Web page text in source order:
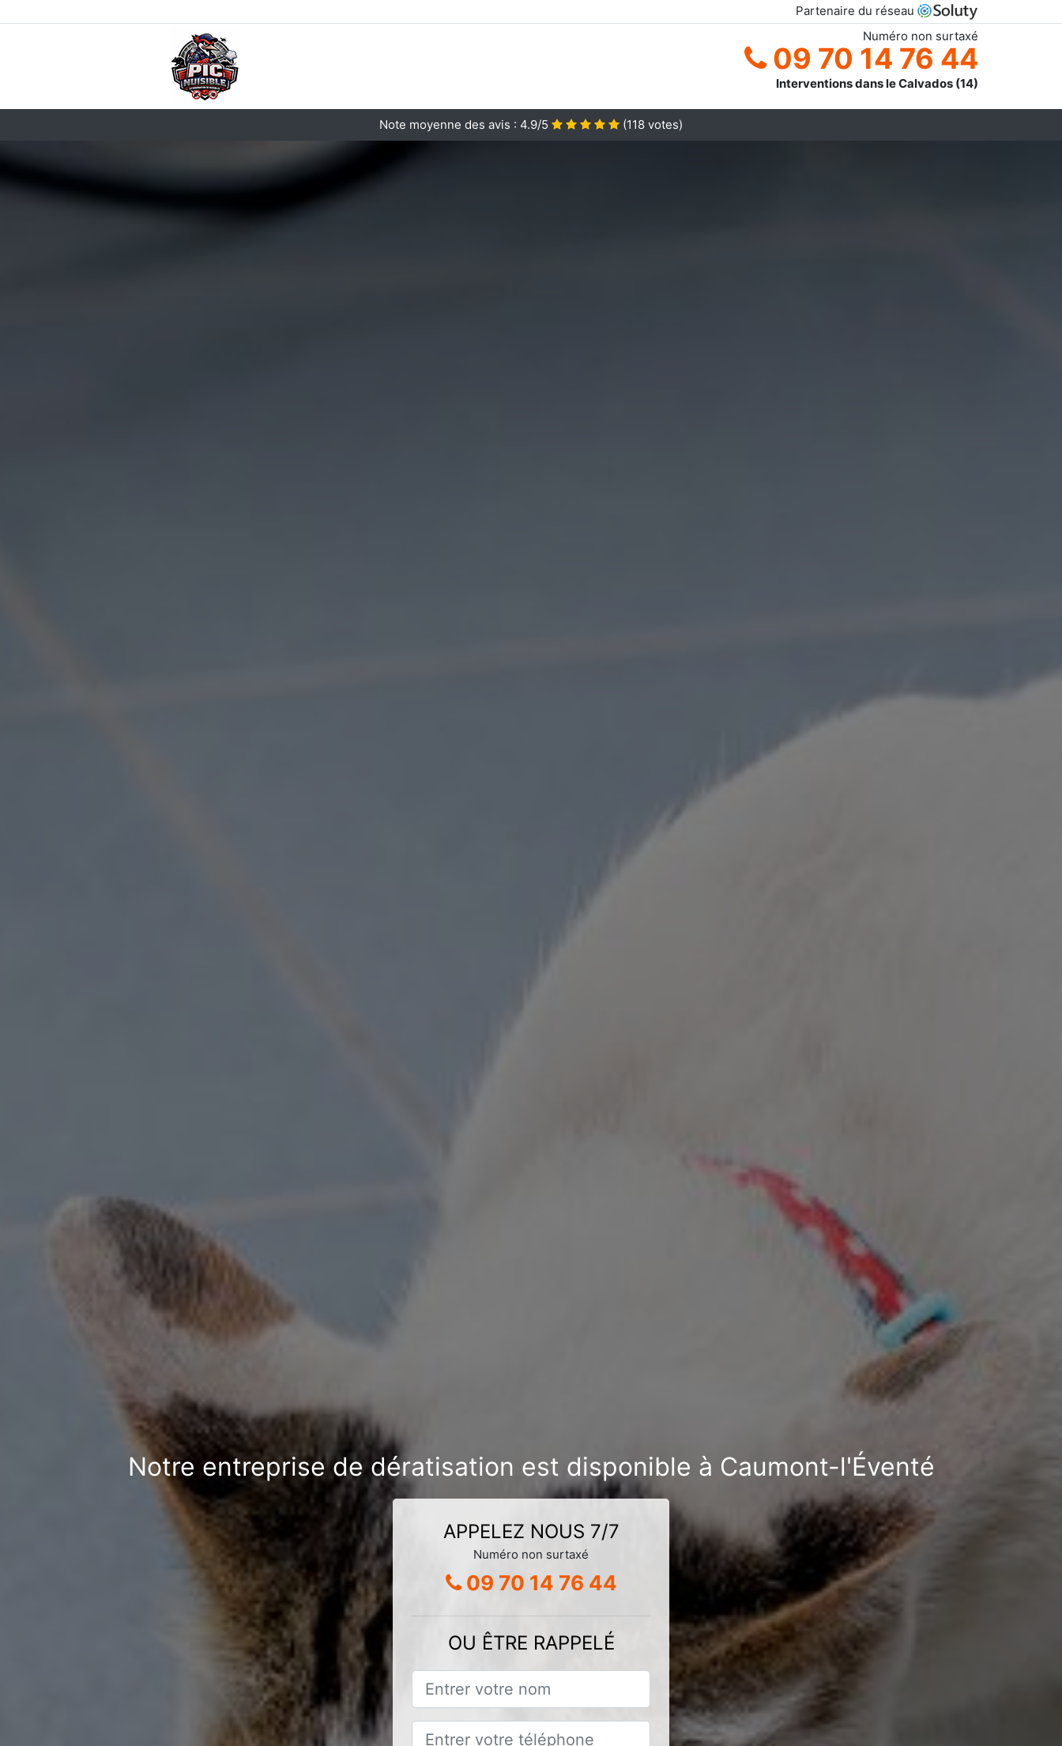
Partenaire du réseau
Numéro non surtaxé
09 70 14 76 44
Interventions dans le Calvados (14)
Note moyenne des avis : 4.9/5 (118 votes)
Notre entreprise de dératisation est disponible à Caumont-l'Éventé
APPELEZ NOUS 7/7
Numéro non surtaxé
09 70 14 76 44
OU ÊTRE RAPPELÉ